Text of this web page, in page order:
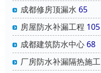
成都修房顶漏水 65
房屋防水补漏工程 105
成都建筑防水中心 68
厂房防水补漏隔热施工